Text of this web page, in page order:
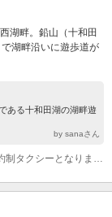
湖畔。鉛山（十和田
湖畔沿いに遊歩道が
ある十和田湖の湖畔遊
by sanaさん